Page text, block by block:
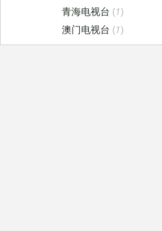
青海电视台 (1)
澳门电视台 (1)